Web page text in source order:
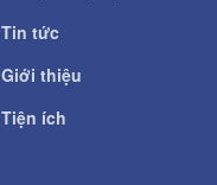
Tin tức
Giới thiệu
Tiện ích